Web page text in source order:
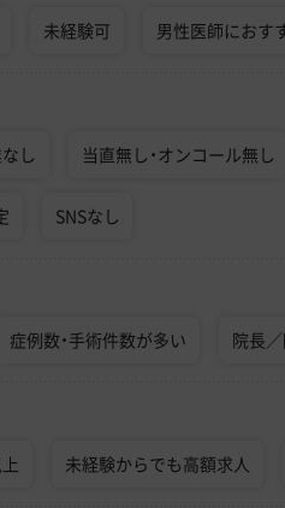
未経験可 男性医師におす
し 当直無し・オンコール無し
SNSなし
症例数・手術件数が多い 院長
未経験からでも高額求人